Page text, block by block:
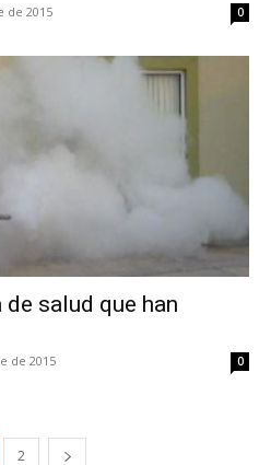
de 2015 0
salud que han
de 2015 0
2